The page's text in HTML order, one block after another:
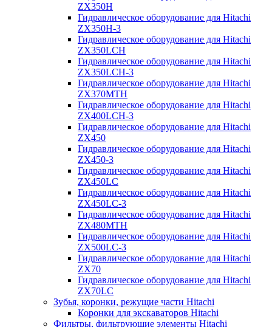
ZX350H
Гидравлическое оборудование для Hitachi
ZX350H-3
Гидравлическое оборудование для Hitachi
ZX350LCH
Гидравлическое оборудование для Hitachi
ZX350LCH-3
Гидравлическое оборудование для Hitachi
ZX370MTH
Гидравлическое оборудование для Hitachi
ZX400LCH-3
Гидравлическое оборудование для Hitachi
ZX450
Гидравлическое оборудование для Hitachi
ZX450-3
Гидравлическое оборудование для Hitachi
ZX450LC
Гидравлическое оборудование для Hitachi
ZX450LC-3
Гидравлическое оборудование для Hitachi
ZX480MTH
Гидравлическое оборудование для Hitachi
ZX500LC-3
Гидравлическое оборудование для Hitachi
ZX70
Гидравлическое оборудование для Hitachi
ZX70LC
Зубья, коронки, режущие части Hitachi
Коронки для экскаваторов Hitachi
Фильтры, фильтрующие элементы Hitachi